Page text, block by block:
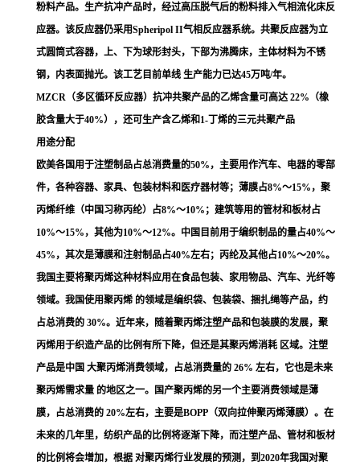
粉料产品。生产抗冲产品时，经过高压脱气后的粉料排入气相流化床反
应器。该反应器仍采用Spheripol II气相反应器系统。共聚反应器为立
式圆筒式容器，上、下为球形封头，下部为沸腾床，主体材料为不锈
钢，内表面抛光。该工艺目前单线 生产能力已达45万吨/年。
MZCR（多区循环反应器）抗冲共聚产品的乙烯含量可高达 22%（橡
胶含量大于40%），还可生产含乙烯和 1-丁烯的三元共聚产品
用途分配
欧美各国用于注塑制品占总消费量的50%，主要用作汽车、电器的零部
件，各种容器、家具、包装材料和医疗器材等；薄膜占8%～15%，聚
丙烯纤维（中国习称丙纶）占8%～10%；建筑等用的管材和板材占
10%～15%，其他为10%～12%。中国目前用于编织制品的量占40%～
45%，其次是薄膜和注射制品占40%左右；丙纶及其他占10%～20%。
我国主要将聚丙烯这种材料应用在食品包装、家用物品、汽车、光纤等
领域。我国使用聚丙烯 的领域是编织袋、包装袋、捆扎绳等产品，约
占总消费的 30%。近年来，随着聚丙烯注塑产品和包装膜的发展，聚
丙烯用于织造产品的比例有所下降，但还是其聚丙烯消耗 区域。注塑
产品是中国 大聚丙烯消费领域，占总消费量的 26% 左右，它也是未来
聚丙烯需求量 的地区之一。国产聚丙烯的另一个主要消费领域是薄
膜，占总消费的 20%左右，主要是BOPP （双向拉伸聚丙烯薄膜）。在
未来的几年里，纺织产品的比例将逐渐下降，而注塑产品、管材和板材
的比例将会增加，根据 对聚丙烯行业发展的预测，到2020年我国对聚